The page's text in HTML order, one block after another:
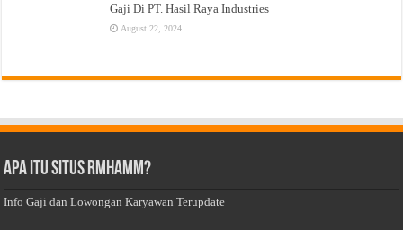
Gaji Di PT. Hasil Raya Industries
August 22, 2024
Apa Itu Situs Rmhamm?
Info Gaji dan Lowongan Karyawan Terupdate